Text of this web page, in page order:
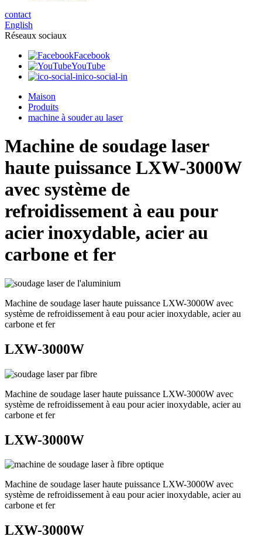
contact
English
Réseaux sociaux
Facebook
YouTube
ico-social-in
Maison
Produits
machine à souder au laser
Machine de soudage laser
haute puissance LXW-3000W
avec système de
refroidissement à eau pour
acier inoxydable, acier au
carbone et fer
Machine de soudage laser haute puissance LXW-3000W avec
système de refroidissement à eau pour acier inoxydable, acier au
carbone et fer
LXW-3000W
Machine de soudage laser haute puissance LXW-3000W avec
système de refroidissement à eau pour acier inoxydable, acier au
carbone et fer
LXW-3000W
Machine de soudage laser haute puissance LXW-3000W avec
système de refroidissement à eau pour acier inoxydable, acier au
carbone et fer
LXW-3000W